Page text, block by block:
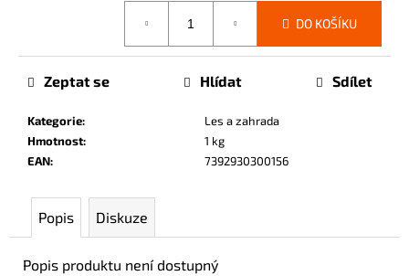
DO KOŠÍKU
Kategorie:
Les a zahrada
Hmotnost:
1 kg
EAN: 7392930300156
Zeptat se Hlídat Sdílet
Popis Diskuze
Popis produktu není dostupný